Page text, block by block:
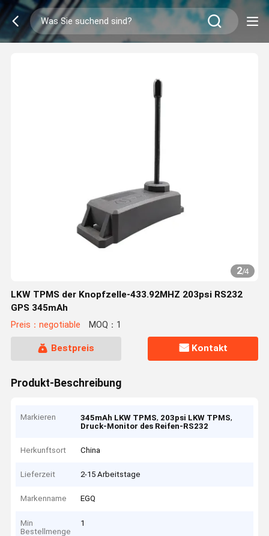
2/4
LKW TPMS der Knopfzelle-433.92MHZ 203psi RS232
GPS 345mAh
Preis：negotiable MOQ：1
Bestpreis Kontakt
Produkt-Beschreibung
Markieren 345mAh LKW TPMS, 203psi LKW TPMS,
Druck-Monitor des Reifen-RS232
Herkunftsort China
Lieferzeit 2-15 Arbeitstage
Markenname EGQ
Min
Bestellmenge
1